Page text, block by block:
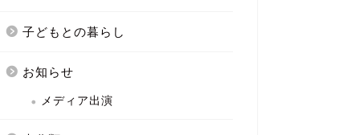
子どもとの暮らし
お知らせ
メディア出演